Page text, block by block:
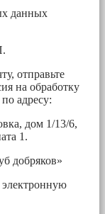
данных
отправьте
на обработку
адресу:
дом 1/13/6,
1.
добряков»